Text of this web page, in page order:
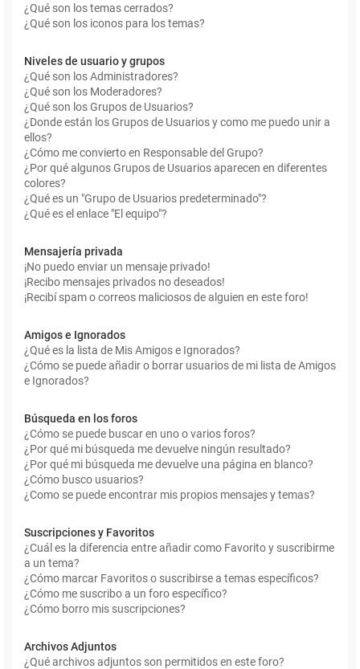
¿Qué son los temas cerrados?
¿Qué son los iconos para los temas?
Niveles de usuario y grupos
¿Qué son los Administradores?
¿Qué son los Moderadores?
¿Qué son los Grupos de Usuarios?
¿Donde están los Grupos de Usuarios y como me puedo unir a
ellos?
¿Cómo me convierto en Responsable del Grupo?
¿Por qué algunos Grupos de Usuarios aparecen en diferentes
colores?
¿Qué es un "Grupo de Usuarios predeterminado"?
¿Qué es el enlace "El equipo"?
Mensajería privada
¡No puedo enviar un mensaje privado!
¡Recibo mensajes privados no deseados!
¡Recibí spam o correos maliciosos de alguien en este foro!
Amigos e Ignorados
¿Qué es la lista de Mis Amigos e Ignorados?
¿Cómo se puede añadir o borrar usuarios de mi lista de Amigos
e Ignorados?
Búsqueda en los foros
¿Cómo se puede buscar en uno o varios foros?
¿Por qué mi búsqueda me devuelve ningún resultado?
¿Por qué mi búsqueda me devuelve una página en blanco?
¿Cómo busco usuarios?
¿Como se puede encontrar mis propios mensajes y temas?
Suscripciones y Favoritos
¿Cuál es la diferencia entre añadir como Favorito y suscribirme
a un tema?
¿Cómo marcar Favoritos o suscribirse a temas específicos?
¿Cómo me suscribo a un foro específico?
¿Cómo borro mis suscripciones?
Archivos Adjuntos
¿Qué archivos adjuntos son permitidos en este foro?